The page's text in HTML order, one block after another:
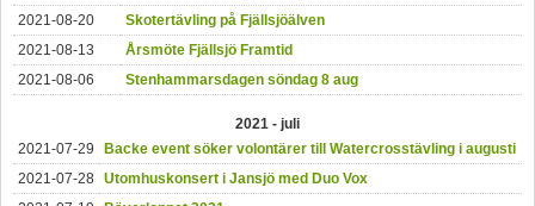
2021-08-20
Skotertävling på Fjällsjöälven
2021-08-13
Årsmöte Fjällsjö Framtid
2021-08-06
Stenhammarsdagen söndag 8 aug
2021 - juli
2021-07-29
Backe event söker volontärer till Watercrosstävling i augusti
2021-07-28
Utomhuskonsert i Jansjö med Duo Vox